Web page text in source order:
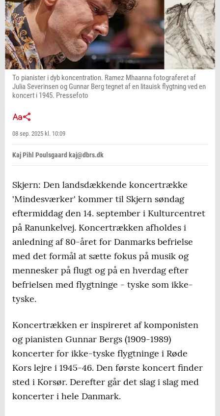
To pianister i dyb koncentration. Ramez Mhaanna fotograferet af
Julia Severinsen og Gunnar Berg tegnet af en litauisk flygtning ved en
koncert i 1945. Pressefoto
08 sep. 2025 kl. 10:09
Kaj Pihl Poulsgaard kaj@dbrs.dk
Skjern: Den landsdækkende koncertrække
'Mindesværker' kommer til Skjern søndag
eftermiddag den 14. september i Kulturcentret
på Ranunkelvej. Koncertrækken afholdes i
anledning af 80-året for Danmarks befrielse
med det formål at sætte fokus på musik og
mennesker på flugt og på en hverdag efter
befrielsen med flygtninge - tyske som ikke-
tyske.
Koncertrækken er inspireret af komponisten
og pianisten Gunnar Bergs (1909-1989)
koncerter for ikke-tyske flygtninge i Røde
Kors lejre i 1945-46. Den første koncert finder
sted i Korsør. Derefter går det slag i slag med
koncerter i hele Danmark.